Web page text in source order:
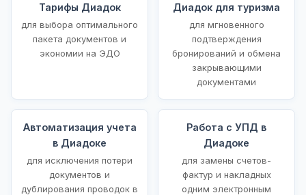
Тарифы Диадок
для выбора оптимального
пакета документов и
экономии на ЭДО
Диадок для туризма
для мгновенного
подтверждения
бронирований и обмена
закрывающими
документами
Автоматизация учета
в Диадоке
для исключения потери
документов и
дублирования проводок в
Работа с УПД в
Диадоке
для замены счетов-
фактур и накладных
одним электронным